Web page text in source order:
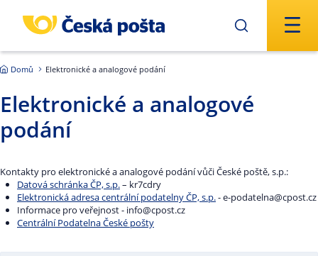
Domů Elektronické a analogové podání
Elektronické a analogové
podání
Kontakty pro elektronické a analogové podání vůči České poště, s.p.:
Datová schránka ČP, s.p.– kr7cdry
Elektronická adresa centrální podatelny ČP, s.p.- e-podatelna@cpost.cz
Informace pro veřejnost - info@cpost.cz
Centrální Podatelna České pošty